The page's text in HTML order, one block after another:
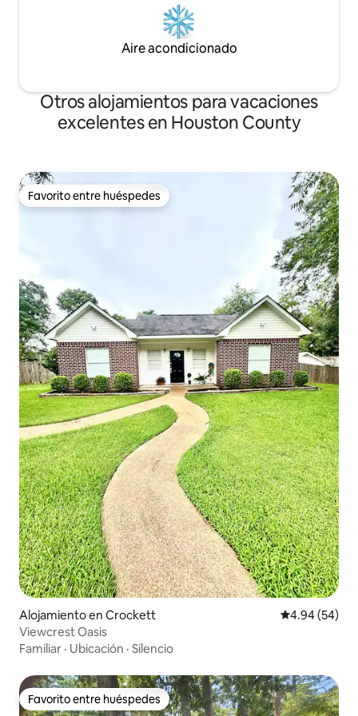
Aire acondicionado
Otros alojamientos para vacaciones
excelentes en Houston County
Favorito entre huéspedes
Favorito entre huéspedes
Alojamiento en Crockett Calificación
4.94 (54)
Viewcrest Oasis
Familiar · Ubicación · Silencio
Favorito entre huéspedes
Favorito entre huéspedes